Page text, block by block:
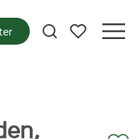
Mina favoriter